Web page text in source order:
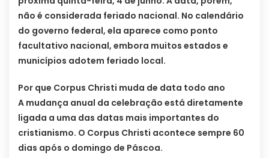
não é considerada feriado nacional. No calendário
do governo federal, ela aparece como ponto
facultativo nacional, embora muitos estados e
municípios adotem feriado local.
Por que Corpus Christi muda de data todo ano
A mudança anual da celebração está diretamente
ligada a uma das datas mais importantes do
cristianismo. O Corpus Christi acontece sempre 60
dias após o domingo de Páscoa.